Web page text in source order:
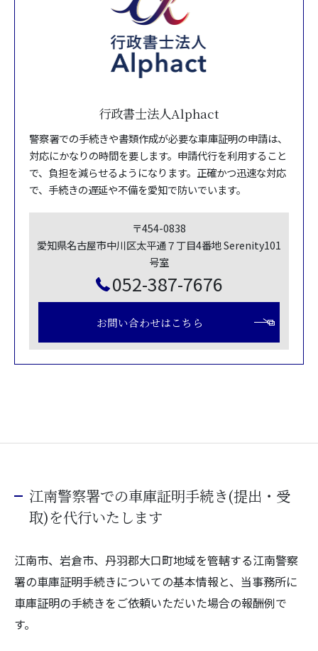
行政書士法人Alphact
警察署での手続きや書類作成が必要な車庫証明の申請は、
対応にかなりの時間を要します。申請代行を利用すること
で、負担を減らせるようになります。正確かつ迅速な対応
で、手続きの遅延や不備を愛知で防いでいます。
〒454-0838
愛知県名古屋市中川区太平通７丁目4番地 Serenity101
号室
052-387-7676
お問い合わせはこちら
江南警察署での車庫証明手続き(提出・受
取)を代行いたします
江南市、岩倉市、丹羽郡大口町地域を管轄する江南警察
署の車庫証明手続きについての基本情報と、当事務所に
車庫証明の手続きをご依頼いただいた場合の報酬例で
す。